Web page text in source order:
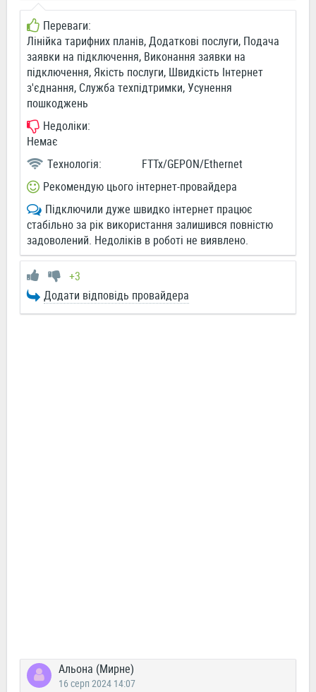
Переваги:
Лінійка тарифних планів, Додаткові послуги, Подача
заявки на підключення, Виконання заявки на
підключення, Якість послуги, Швидкість Інтернет
з'єднання, Служба техпідтримки, Усунення
пошкоджень
Недоліки:
Немає
Технологія:
FTTx/GEPON/Ethernet
Рекомендую цього інтернет-провайдера
Підключили дуже швидко інтернет працює
стабільно за рік використання залишився повністю
задоволений. Недоліків в роботі не виявлено.
+3
Додати відповідь провайдера
Альона (Мирне)
16 серп 2024 14:07